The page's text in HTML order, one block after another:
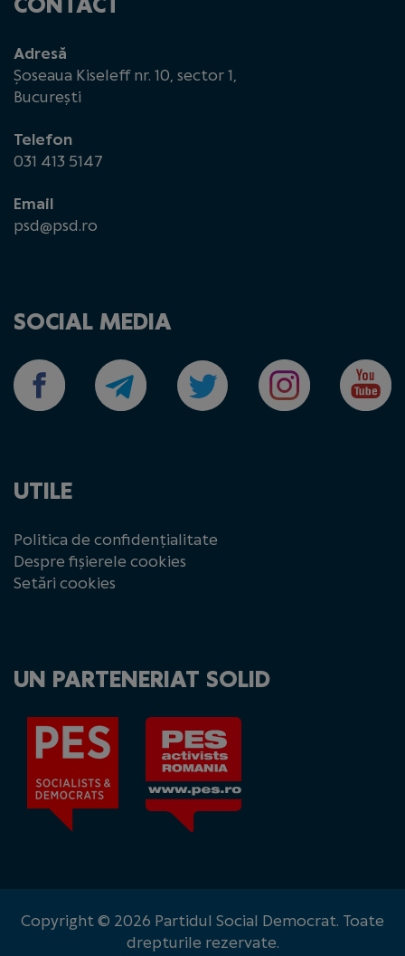
Adresă
Șoseaua Kiseleff nr. 10, sector 1,
București
Telefon
031 413 5147
Email
psd@psd.ro
SOCIAL MEDIA
UTILE
Politica de confidențialitate
Despre fișierele cookies
Setări cookies
UN PARTENERIAT SOLID
Copyright © 2026 Partidul Social Democrat. Toate
drepturile rezervate.